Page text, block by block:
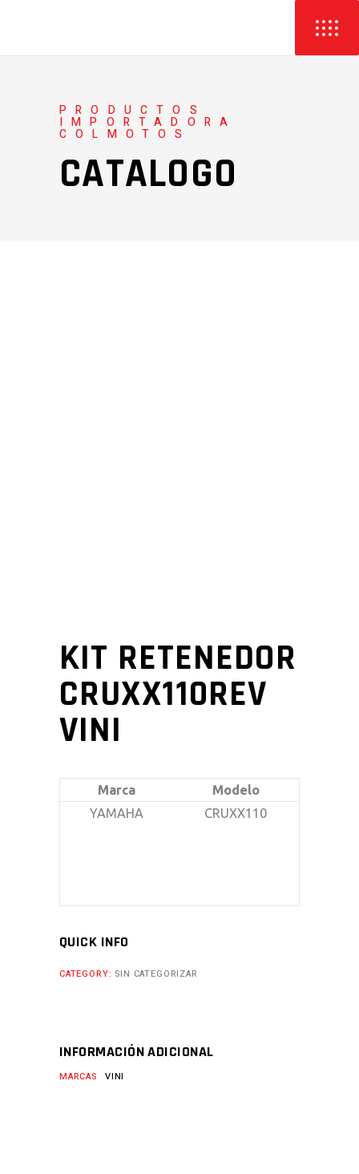
PRODUCTOS
IMPORTADORA
COLMOTOS
CATALOGO
KIT RETENEDOR
CRUXX110REV
VINI
Marca
Modelo
YAMAHA
CRUXX110
QUICK INFO
CATEGORY: SIN CATEGORIZAR
INFORMACIÓN ADICIONAL
MARCAS VINI